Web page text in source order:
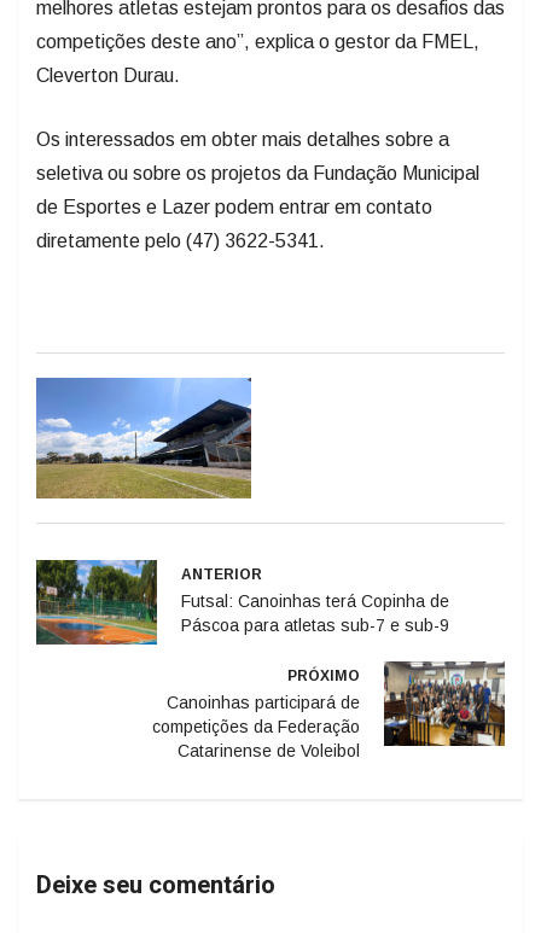
melhores atletas estejam prontos para os desafios das
competições deste ano”, explica o gestor da FMEL,
Cleverton Durau.
Os interessados em obter mais detalhes sobre a
seletiva ou sobre os projetos da Fundação Municipal
de Esportes e Lazer podem entrar em contato
diretamente pelo (47) 3622-5341.
ANTERIOR
Futsal: Canoinhas terá Copinha de
Páscoa para atletas sub-7 e sub-9
PRÓXIMO
Canoinhas participará de
competições da Federação
Catarinense de Voleibol
Deixe seu comentário